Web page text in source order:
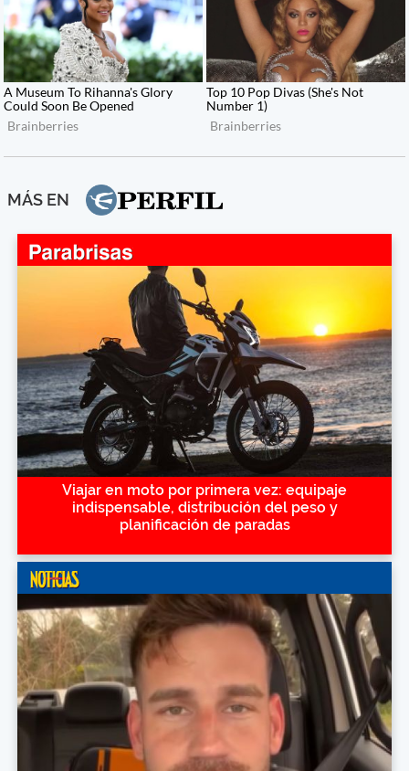
MÁS EN
Viajar en moto por primera vez: equipaje
indispensable, distribución del peso y
planificación de paradas